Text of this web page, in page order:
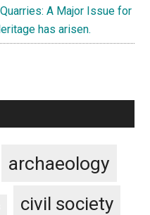
A Major Issue for
has arisen.
archaeology
civil society